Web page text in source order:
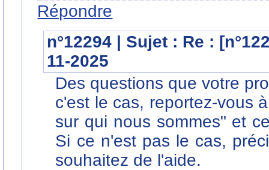
Répondre
n°12294 | Sujet : Re :
11-2025
Des questions que votre
c'est le cas, reportez-vous
sur qui nous sommes" et
Si ce n'est pas le cas,
souhaitez de l'aide.